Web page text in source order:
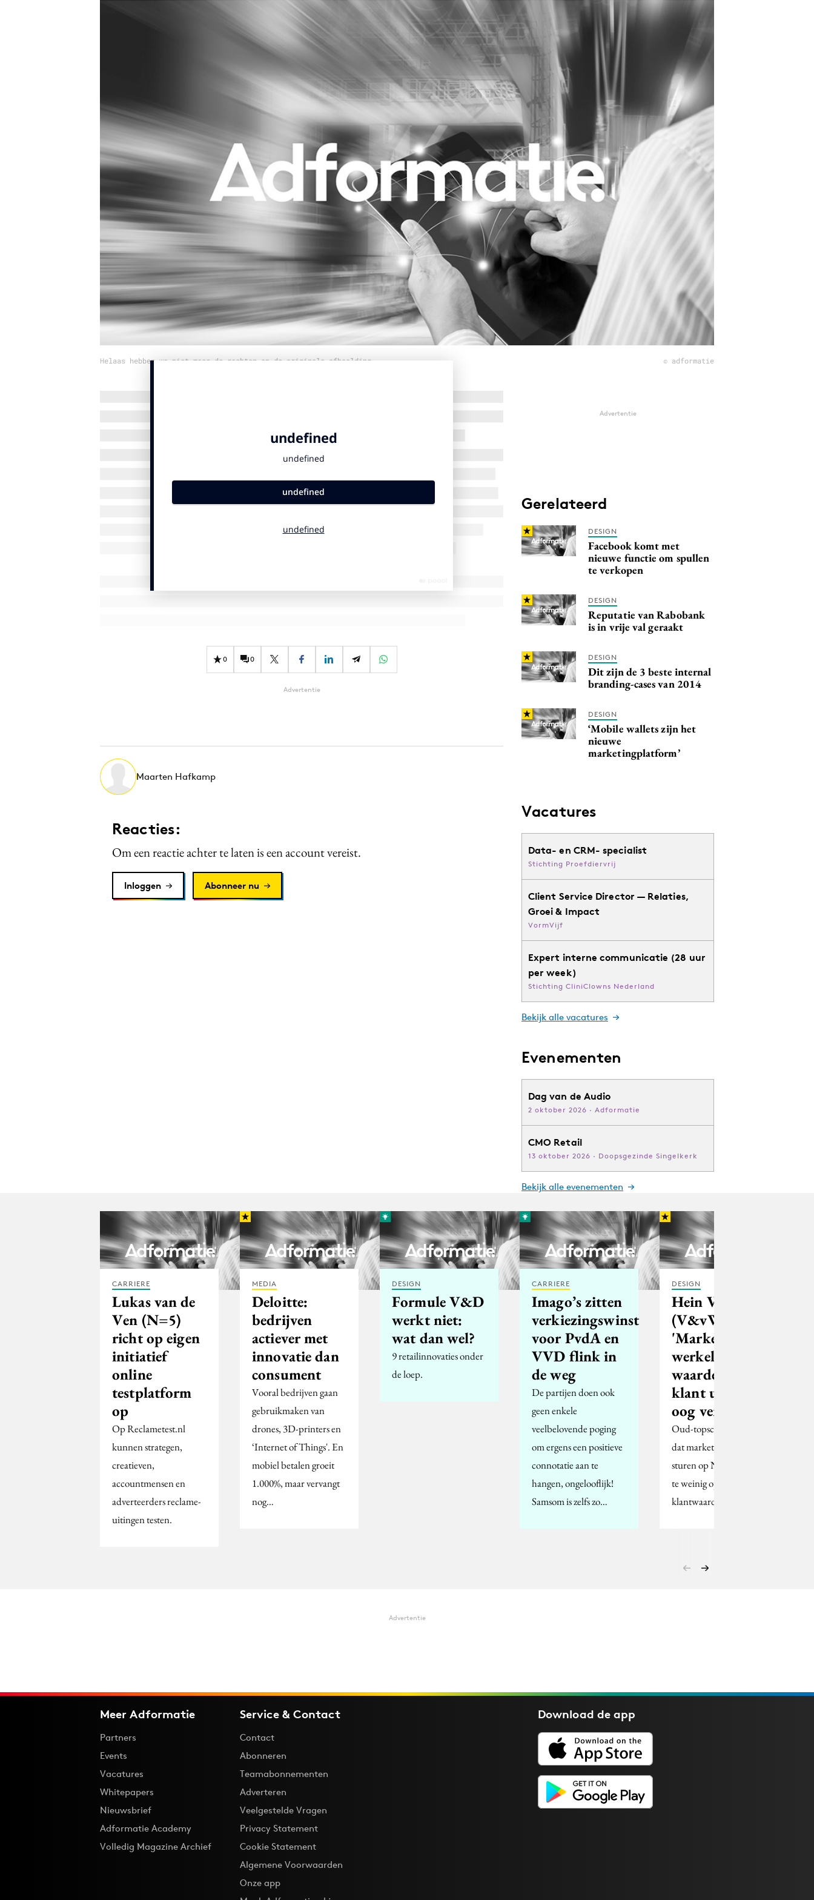
Influencer marketing
Interne communicatie
Purpose Marketing
Reputatie & crisis
Helaas hebben we niet meer de rechten op de originele afbeelding © adformatie
0 0
Advertentie
Maarten Hafkamp
Reacties:
Om een reactie achter te laten is een account vereist.
Inloggen Abonneer nu
Advertentie
Gerelateerd
DESIGN
Facebook komt met
nieuwe functie om spullen
te verkopen
DESIGN
Reputatie van Rabobank
is in vrije val geraakt
DESIGN
Dit zijn de 3 beste internal
branding-cases van 2014
DESIGN
‘Mobile wallets zijn het
nieuwe
marketingplatform’
Vacatures
Data- en CRM- specialist
Stichting Proefdiervrij
Client Service Director — Relaties,
Groei & Impact
VormVijf
Expert interne communicatie (28 uur
per week)
Stichting CliniClowns Nederland
Bekijk alle vacatures
Evenementen
Dag van de Audio
2 oktober 2026 · Adformatie
CMO Retail
13 oktober 2026 · Doopsgezinde Singelkerk
Bekijk alle evenementen
CARRIERE
Lukas van de
Ven (N=5)
richt op eigen
initiatief
online
testplatform
op
Op Reclametest.nl
kunnen strategen,
creatieven,
accountmensen en
adverteerders reclame-
uitingen testen.
MEDIA
Deloitte:
bedrijven
actiever met
innovatie dan
consument
Vooral bedrijven gaan
gebruikmaken van
drones, 3D-printers en
‘Internet of Things'. En
mobiel betalen groeit
1.000%, maar vervangt
nog…
DESIGN
Formule V&D
werkt niet:
wat dan wel?
9 retailinnovaties onder
de loep.
CARRIERE
Imago’s zitten
verkiezingswinst
voor PvdA en
VVD flink in
de weg
De partijen doen ook
geen enkele
veelbelovende poging
om ergens een positieve
connotatie aan te
hangen, ongelooflijk!
Samsom is zelfs zo…
DESIGN
Hein Vergeer
(V&vW):
'Marketeer is
werkelijke
waarde van de
klant uit het
oog verloren'
Oud-topschaatser vindt
dat marketeers te veel
sturen op NPS score en
te weinig op werkelijke
klantwaarde.
Advertentie
Meer Adformatie
Partners
Events
Vacatures
Whitepapers
Nieuwsbrief
Adformatie Academy
Volledig Magazine Archief
Service & Contact
Contact
Abonneren
Teamabonnementen
Adverteren
Veelgestelde Vragen
Privacy Statement
Cookie Statement
Algemene Voorwaarden
Onze app
Download deapp